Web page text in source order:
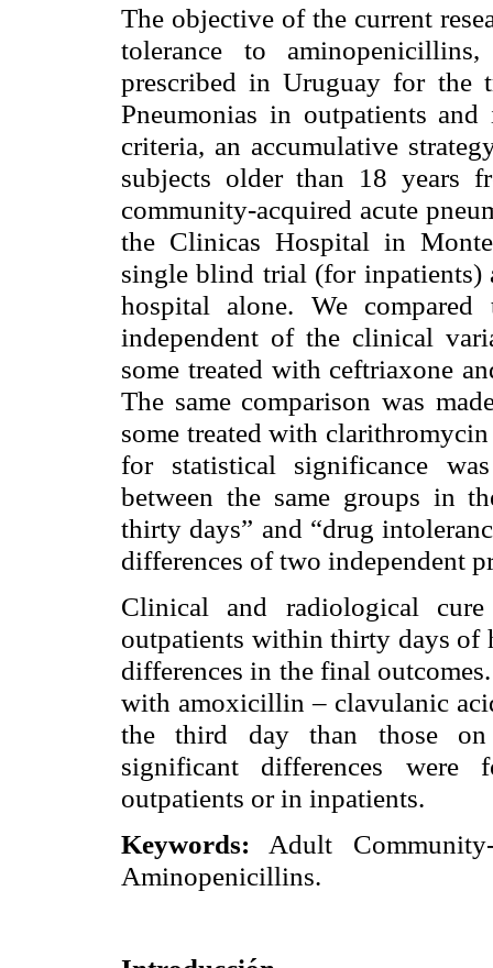
The objective of the current
tolerance to
prescribed in Uruguay for the
Pneumonias in outpatients
criteria, an accumulative
subjects older than 18 years
community-acquired acute
the Clinicas Hospital in
single blind trial (for inpatients)
hospital alone. We
independent of the clinical
some treated with ceftriaxone
The same comparison was
some treated with
for statistical significance
between the same groups in
thirty days” and “drug
differences of two independent
Clinical and radiological
outpatients within thirty days of
differences in the final
with amoxicillin – clavulanic
the third day than those on
significant differences
outpatients or in inpatients.
Keywords: Adult
Aminopenicillins.